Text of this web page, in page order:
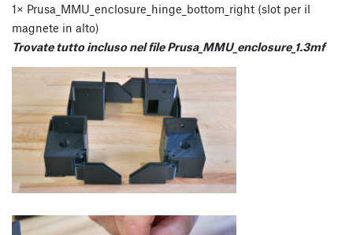
1× Prusa_MMU_enclosure_hinge_bottom_right (slot per il
magnete in alto)
Trovate tutto incluso nel file Prusa_MMU_enclosure_1.3mf